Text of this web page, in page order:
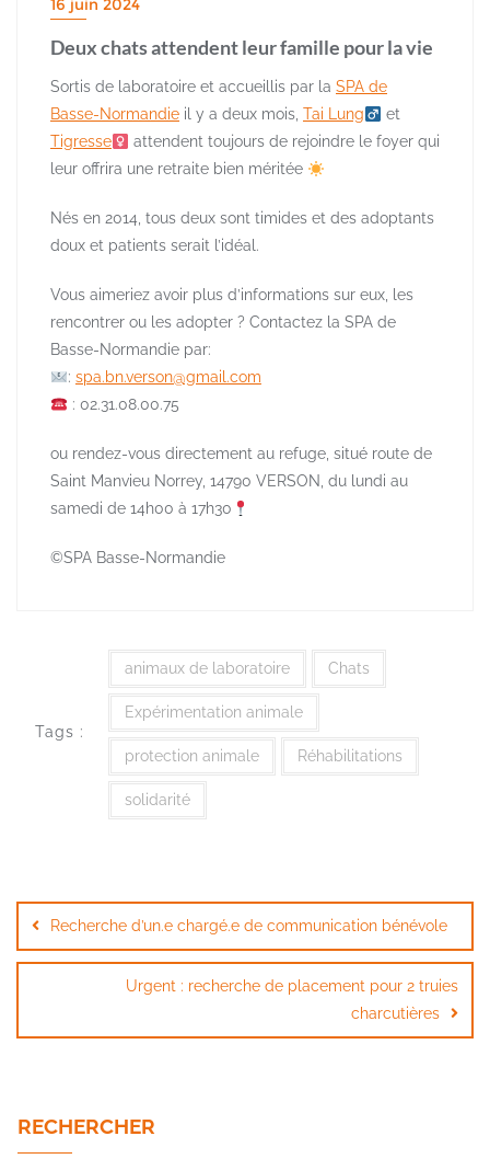
16 juin 2024
Deux chats attendent leur famille pour la vie
Sortis de laboratoire et accueillis par la SPA de
Basse-Normandie il y a deux mois, Tai Lung
et
Tigresse
attendent toujours de rejoindre le foyer qui
leur offrira une retraite bien méritée
Nés en 2014, tous deux sont timides et des adoptants
doux et patients serait l’idéal.
Vous aimeriez avoir plus d’informations sur eux, les
rencontrer ou les adopter ? Contactez la SPA de
Basse-Normandie par:
: spa.bn.verson@gmail.com
: 02.31.08.00.75
ou rendez-vous directement au refuge, situé route de
Saint Manvieu Norrey, 14790 VERSON, du lundi au
samedi de 14h00 à 17h30
©️SPA Basse-Normandie
Tags :
animaux de laboratoire Chats
Expérimentation animale
protection animale Réhabilitations
solidarité
de
l’article
Recherche d’un.e chargé.e de communication bénévole
Urgent : recherche de placement pour 2 truies
charcutières
RECHERCHER